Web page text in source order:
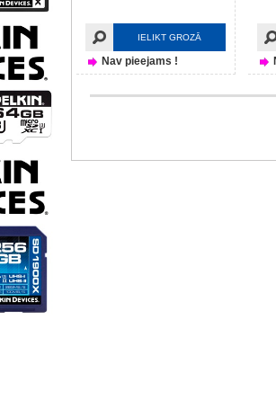
IELIKT GROZĀ
Nav pieejams !